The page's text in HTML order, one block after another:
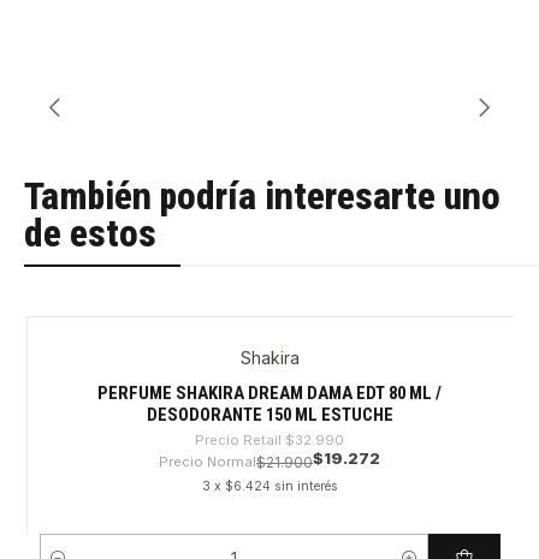
También podría interesarte uno
de estos
Shakira
PERFUME SHAKIRA DREAM DAMA EDT 80 ML /
DESODORANTE 150 ML ESTUCHE
Precio Retail $32.990
Precio Normal$21.900$19.272
3 x $6.424 sin interés